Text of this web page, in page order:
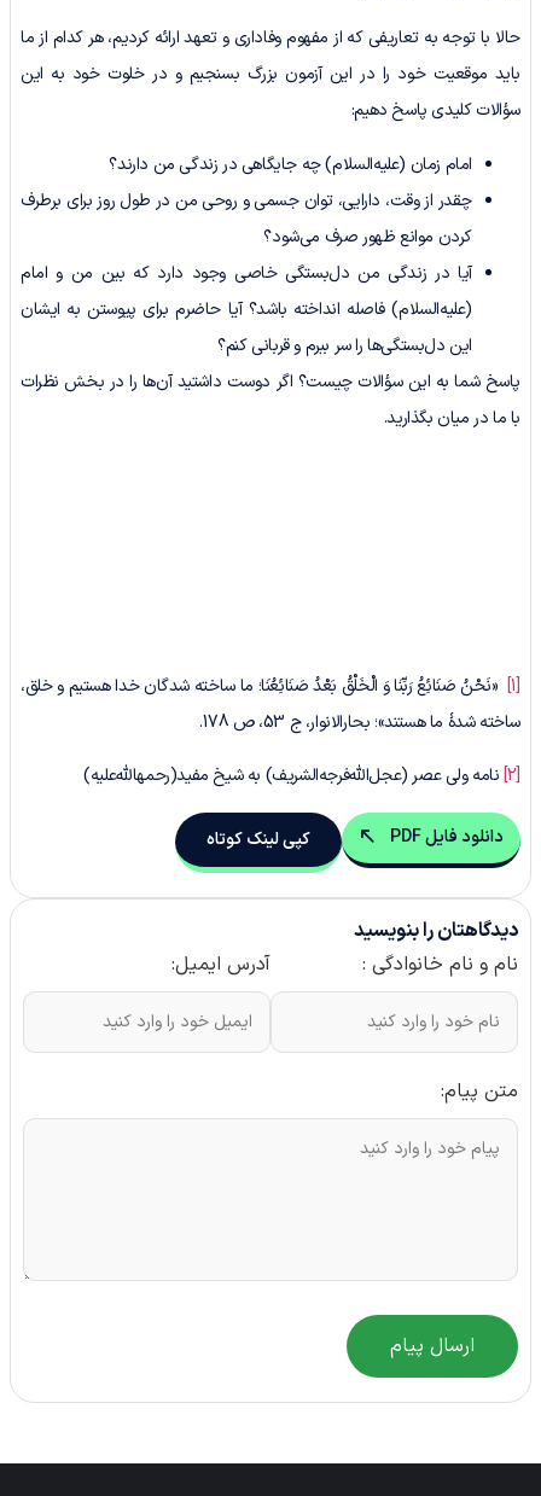
حالا با توجه به تعاریفی که از مفهوم وفاداری و تعهد ارائه کردیم، هر کدام از ما
باید موقعیت خود را در این آزمون بزرگ بسنجیم و در خلوت خود به این
سؤالات کلیدی پاسخ دهیم:
امام زمان (علیه‌السلام) چه جایگاهی در زندگی من دارند؟
چقدر از وقت، دارایی، توان جسمی ‌و روحی من در طول روز برای برطرف
کردن موانع ظهور صرف می‌شود؟
آیا در زندگی من دل‌بستگی خاصی وجود دارد که بین من و امام
(علیه‌السلام) فاصله انداخته باشد؟ آیا حاضرم برای پیوستن به ایشان
این دل‌بستگی‌ها را سر ببرم و قربانی کنم؟
پاسخ شما به این سؤالات چیست؟ اگر دوست داشتید آن‌ها را در بخش نظرات
با ما در میان بگذارید.
[1]
«نَحْنُ‏ صَنَائِعُ‏ رَبِّنَا وَ الْخَلْقُ بَعْدُ صَنَائِعُنَا؛ ما ساخته شدگان خدا هستیم و خلق،
ساخته شدۀ ما هستند»؛ بحارالانوار، ج 53، ص 178.
[2] نامه ولی عصر (عجل‌الله‌فرجه‌الشریف) به شیخ مفید(رحمهالله‌علیه)
دانلود فایل PDF کپی لینک کوتاه
دیدگاهتان را بنویسید
نام و نام خانوادگی :
آدرس ایمیل:
متن پیام:
ارسال پیام